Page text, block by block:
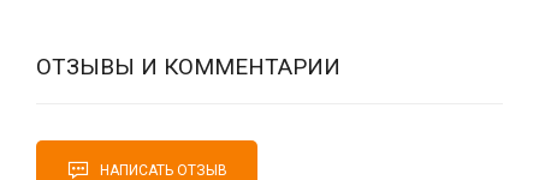
ОТЗЫВЫ И КОММЕНТАРИИ
НАПИСАТЬ ОТЗЫВ